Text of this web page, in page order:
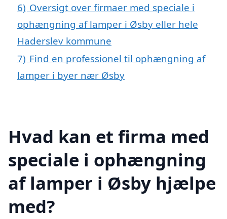
6) Oversigt over firmaer med speciale i
ophængning af lamper i Øsby eller hele
Haderslev kommune
7) Find en professionel til ophængning af
lamper i byer nær Øsby
Hvad kan et firma med
speciale i ophængning
af lamper i Øsby hjælpe
med?